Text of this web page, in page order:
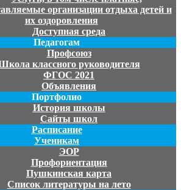
организации отдыха детей и
их оздоровления
Доступная среда
Педагогам
Профсоюз
классного руководителя
ФГОС 2021
Объявления
Портфолио
История школы
Сайты школ
Расписание
Ученикам
ЭОР
Профориентация
Пушкинская карта
Список литературы на лето